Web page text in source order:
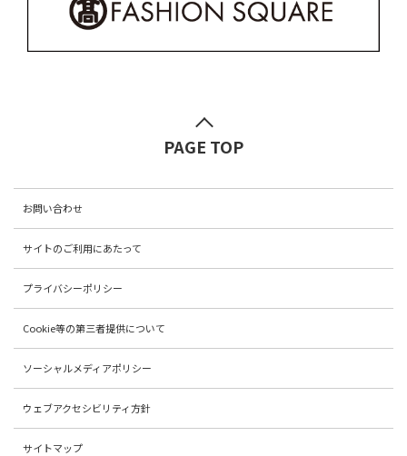
PAGE TOP
お問い合わせ
サイトのご利用にあたって
プライバシーポリシー
Cookie等の第三者提供について
ソーシャルメディアポリシー
ウェブアクセシビリティ方針
サイトマップ